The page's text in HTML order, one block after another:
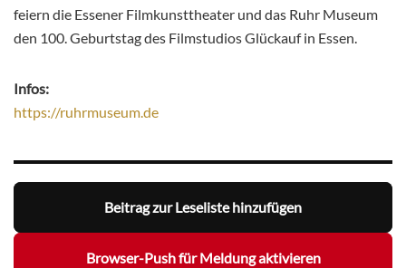
feiern die Essener Filmkunsttheater und das Ruhr Museum
den 100. Geburtstag des Filmstudios Glückauf in Essen.
Infos:
https://ruhrmuseum.de
Beitrag zur Leseliste hinzufügen
Browser-Push für Meldung aktivieren